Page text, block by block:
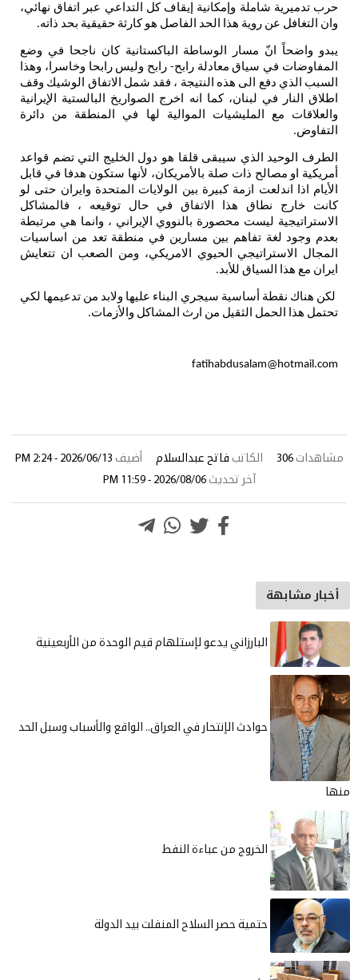
حرب تدميرية شاملة وإمكانية إيقاف كل التداعي عبر اتفاق نهائي،
وان التغافل عن روية هذا الحد الفاصل هو كارثة حقيقية بحد ذاته.
يبدو واضحاً انّ مسار الوساطة الباكستانية كان ناجحا في وضع
المفاوضات في سياق معادلة رابح- رابح وليس رابحا وخاسرا، وهذا
السبب الذي دفع الى هذه النتيجة ، فقد شمل الاتفاق الوشيك وقف
اطلاق
النار في لبنان، كما انه اخرج الصواريخ البالستية
الإيرانية
والعلاقات
مع المليشيات الموالية لها في المنطقة من
دائرة
التفاوض.
الطرف الوحيد الذي سيبقى قلقا هو دول الخليج التي تضم قواعد
أمريكية
او مصالح ذات صلة بالأمريكان، لأنها ستكون هدفا في قابل
الأيام
اذا اندلعت ازمة كبيرة بين الولايات المتحدة وايران حتى لو
كانت
خارج نطاق هذا الاتفاق في حال توقيعه ،
فالمشاكل
الاستراتيجية ليست محصورة بالنووي الإيراني ، وانما هي مرتبطة
بعدم وجود لغة تفاهم بين مسارين في منطقة تعد من
اساسيات
المجال
الاستراتيجي الحيوي الامريكي، ومن الصعب ان تتعايش
ايران مع هذا السياق للأبد.
لكن هناك نقطة أساسية سيجري البناء عليها ولابد من تدعيمها لكي
تحتمل هذا الحمل الثقيل من ارث المشاكل والأزمات.
fatihabdusalam@hotmail.com
مشاهدات 306 الكاتب فاتح عبدالسلام أضيف 2026/06/13 - 2:24 PM
آخر تحديث 2026/08/06 - 11:59 PM
أخبار مشابهة
البارزاني يدعو لإستلهام قيم الوحدة من الأربعينية
حوادث الإنتحار في العراق.. الواقع والأسباب وسبل الحد
منها
الخروج من عباءة النفط
حتمية حصر السلاح المنفلت بيد الدولة